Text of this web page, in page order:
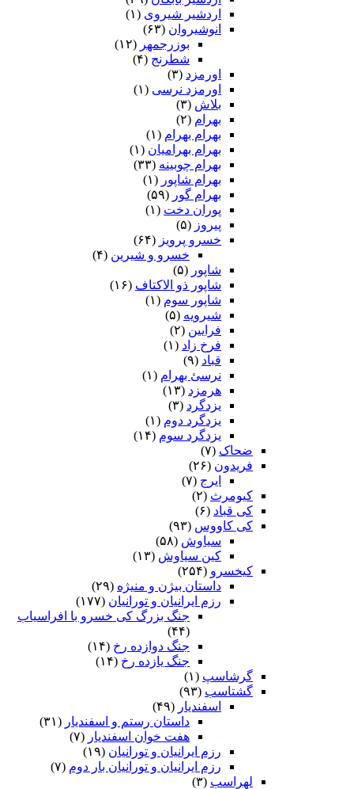
اردشیر شیروی (۱)
انوشیروان (۶۳)
بوزرجمهر (۱۲)
شطرنج (۴)
اورمزد (۳)
اورمزد نرسى‏ (۱)
بلاش (۳)
بهرام (۲)
بهرام بهرام (۱)
بهرام بهرامیان‏ (۱)
بهرام چوبینه (۳۳)
بهرام شاپور (۱)
بهرام گور (۵۹)
پوران دخت (۱)
پیروز (۵)
خسرو پرویز (۶۴)
خسرو و شیرین (۴)
شاپور (۵)
شاپور ذو الاکتاف (۱۶)
شاپور سوم‏ (۱)
شیرویه (۵)
فرایین (۲)
فرخ زاد (۱)
قباد (۹)
نرسئ بهرام‏ (۱)
هرمزد (۱۳)
یزدگرد (۳)
یزدگرد دوم (۱)
یزدگرد سوم (۱۴)
ضحاک (۷)
فریدون (۲۶)
ایرج (۷)
کیومرث (۲)
کی قباد (۶)
کی کاووس (۹۳)
سیاوش (۵۸)
کین سیاوش (۱۳)
کیخسرو (۲۵۴)
داستان بیژن و منیژه (۲۹)
رزم ایرانیان و تورانیان (۱۷۷)
جنگ بزرگ کی خسرو با افراسیاب
(۴۴)
جنگ دوازده رخ (۱۴)
جنگ یازده رخ (۱۴)
گرشاسپ (۱)
گشتاسب (۹۳)
اسفندیار (۴۹)
داستان رستم و اسفندیار (۳۱)
هفت خوان اسفندیار (۷)
رزم ایرانیان و تورانیان (۱۹)
رزم ایرانیان و تورانیان بار دوم (۷)
لهراسب (۳)